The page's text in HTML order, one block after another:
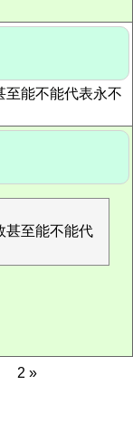
至能不能代表永不
甚至能不能代
2 »